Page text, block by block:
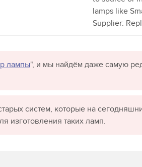
lamps like
лампы", и мы найдём даже самую
систем, которые на
изготовления таких ламп.